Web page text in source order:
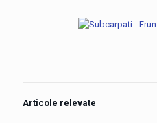
Articole relevate